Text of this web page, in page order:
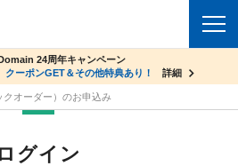
ーバーV2ビジネス応援キャンペーン
料金1年間無料
詳細
24周年キャンペーン
クーポンGET＆その他特典あり！ 詳細
イン
クオーダー）のお申込み
ログイン